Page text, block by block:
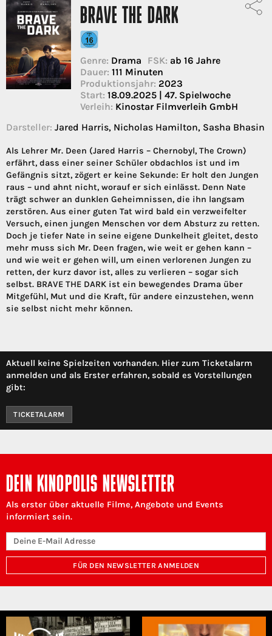
BRAVE THE DARK
Genre: Drama FSK: ab 16 Jahre
Dauer: 111 Minuten
Produktionsjahr: 2023
Start: 18.09.2025 | 47. Spielwoche
Verleih: Kinostar Filmverleih GmbH
Darsteller: Jared Harris, Nicholas Hamilton, Sasha Bhasin
Als Lehrer Mr. Deen (Jared Harris – Chernobyl, The Crown)
erfährt, dass einer seiner Schüler obdachlos ist und im
Gefängnis sitzt, zögert er keine Sekunde: Er holt den Jungen
raus – und ahnt nicht, worauf er sich einlässt. Denn Nate
trägt schwer an dunklen Geheimnissen, die ihn langsam
zerstören. Aus einer guten Tat wird bald ein verzweifelter
Versuch, einen jungen Menschen vor dem Absturz zu retten.
Doch je tiefer Nate in seine eigene Dunkelheit gleitet, desto
mehr muss sich Mr. Deen fragen, wie weit er gehen kann –
und wie weit er gehen will, um einen verlorenen Jungen zu
retten, der kurz davor ist, alles zu verlieren – sogar sich
selbst. BRAVE THE DARK ist ein bewegendes Drama über
Mitgefühl, Mut und die Kraft, für andere einzustehen, wenn
sie selbst nicht mehr können.
Aktuell keine Spielzeiten vorhanden. Hier zum Ticketalarm
anmelden und als Erster erfahren, sobald es Vorstellungen
gibt:
TICKETALARM
DEIN KINOPOLIS NEWSLETTER
Als erster über aktuelle Filme, Angebote und Events
informiert sein.
FÜR DEN NEWSLETTER ANMELDEN